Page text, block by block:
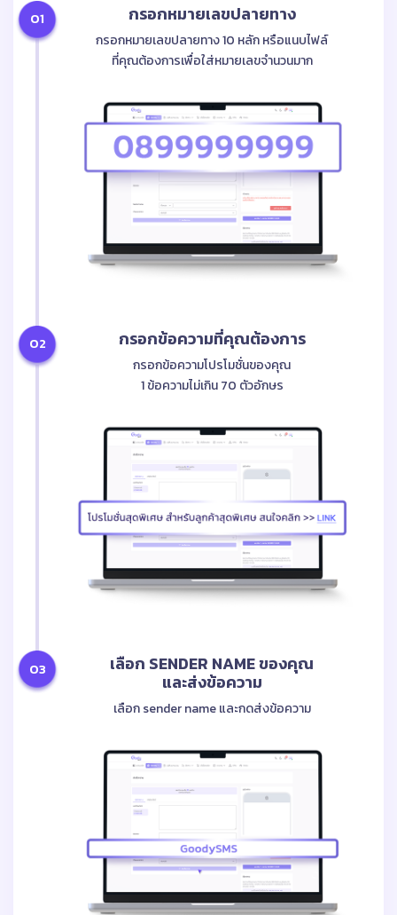
กรอกหมายเลขปลายทาง
กรอกหมายเลขปลายทาง 10 หลัก หรือแนบไฟล์
ที่คุณต้องการเพื่อใส่หมายเลขจำนวนมาก
01
กรอกข้อความที่คุณต้องการ
กรอกข้อความโปรโมชั่นของคุณ
1 ข้อความไม่เกิน 70 ตัวอักษร
02
เลือก SENDER NAME ของคุณ
และส่งข้อความ
เลือก sender name และกดส่งข้อความ
03